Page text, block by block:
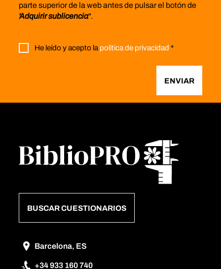
parte superior de la web antes de pulsar el botón de
'Adquirir sublicencia".
He leído y acepto lapolítica de privacidad *
ENVIAR
BUSCAR CUESTIONARIOS
Barcelona, ES
+34 933 160 740